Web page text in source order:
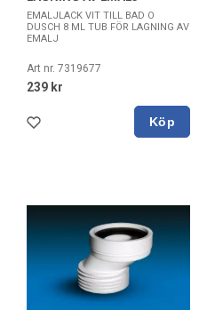
EMALJLACK VIT TILL BAD O
DUSCH 8 ML TUB FÖR LAGNING AV
EMALJ
Art nr. 7319677
239 kr
Köp